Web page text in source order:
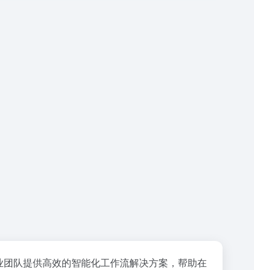
队提供高效的智能化工作流解决方案，帮助在